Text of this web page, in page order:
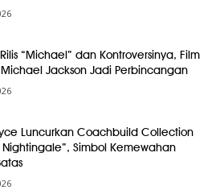
“Michael” dan Kontroversinya, Film
Jackson Jadi Perbincangan
Luncurkan Coachbuild Collection
Nightingale”, Simbol Kemewahan